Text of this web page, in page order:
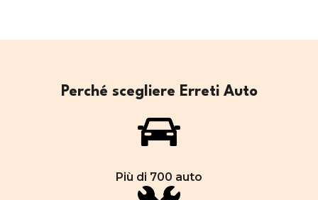
Perché scegliere Erreti Auto
Più di 700 auto